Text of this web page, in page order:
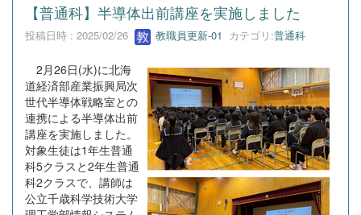
【普通科】半導体出前講座を実施しました
投稿日時 : 2025/02/26 教職員更新-01 カテゴリ:普通科
2月26日(水)に北海
道経済部産業振興局次
世代半導体戦略室との
連携による半導体出前
講座を実施しました。
対象生徒は1年生普通
科5クラスと2年生普通
科2クラスで、講師は
公立千歳科学技術大学